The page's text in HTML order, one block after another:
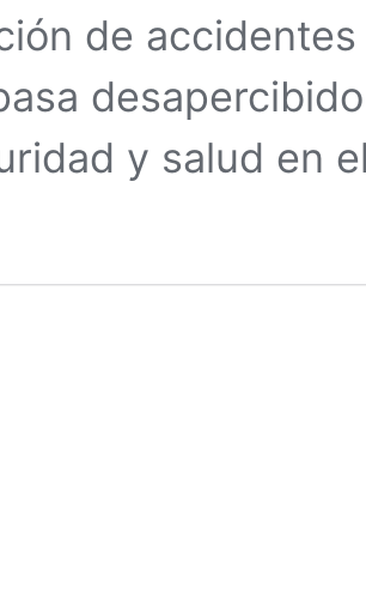
de
y salud en